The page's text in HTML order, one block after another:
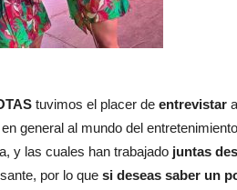
tuvimos el placer de entrevistar
general al mundo del
y las cuales han trabajado juntas
por lo que si deseas saber un